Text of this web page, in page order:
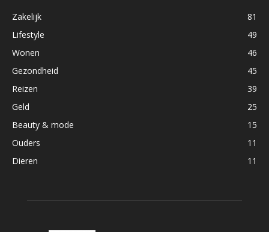
Zakelijk
81
Lifestyle
49
Wonen
46
Gezondheid
45
Reizen
39
Geld
25
Beauty & mode
15
Ouders
11
Dieren
11